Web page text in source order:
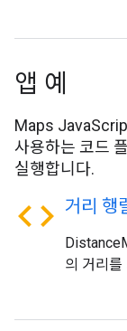
앱 예
Maps
사용하는 코드
실행합니다.
code 거리 행
의 거리를